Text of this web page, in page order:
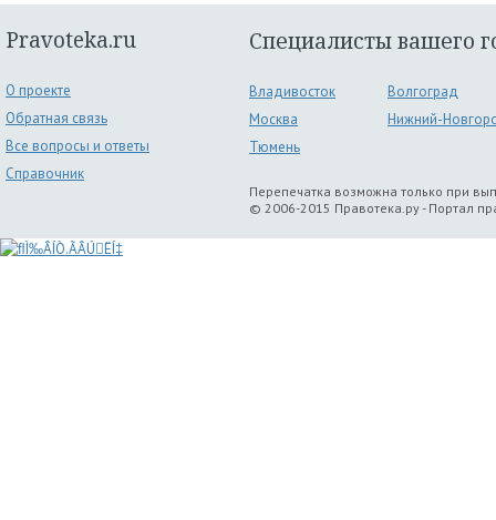
Pravoteka.ru
О проекте
Обратная связь
Все вопросы и ответы
Справочник
Специалисты вашего
Владивосток
Волгоград
Москва
Нижний-
Тюмень
Перепечатка возможна только при
© 2006-2015 Правотека.ру - Портал